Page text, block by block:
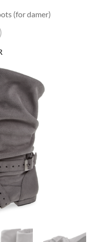
(for damer)